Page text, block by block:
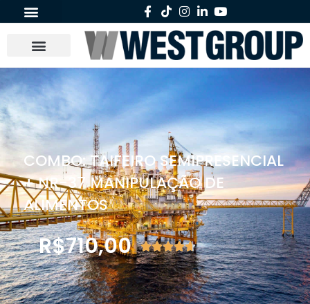
COMBO: TAIFEIRO SEMIPRESENCIAL
+ NR-37 MANIPULAÇÃO DE
ALIMENTOS
R$710,00